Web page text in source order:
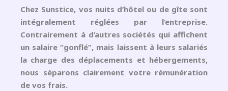
Chez Sunstice, vos nuits d’hôtel ou de gîte sont
intégralement réglées par l’entreprise.
Contrairement à d’autres sociétés qui affichent
un salaire “gonflé”, mais laissent à leurs salariés
la charge des déplacements et hébergements,
nous séparons clairement votre rémunération
de vos frais.